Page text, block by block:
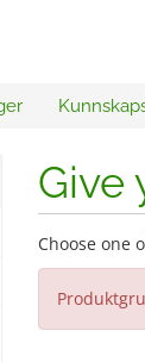
Give
Choose one